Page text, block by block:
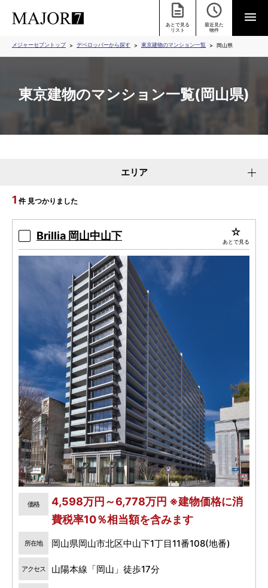
あとで見る
リスト
最近見た
物件
メジャーセブントップ デベロッパーから探す 東京建物のマンション一覧 岡山県
東京建物のマンション一覧(岡山県)
エリア
1 件 見つかりました
Brillia 岡山中山下 あとで見る
価格
4,598万円～6,778万円 ※建物価格に消
費税率10％相当額を含みます
所在地 岡山県岡山市北区中山下1丁目11番108(地番)
アクセス 山陽本線「岡山」徒歩17分